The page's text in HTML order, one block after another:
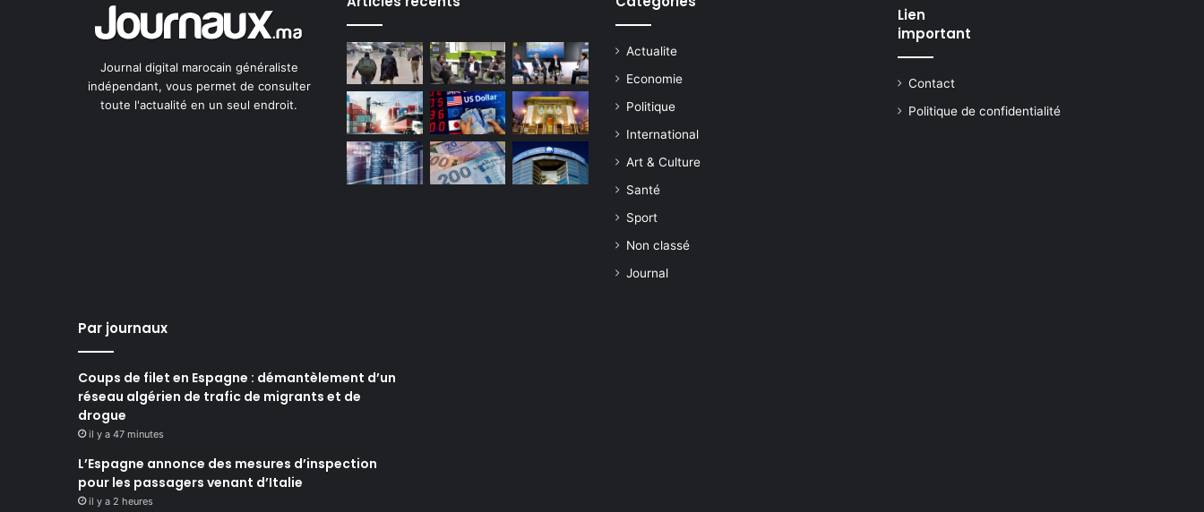
Journal digital marocain généraliste
indépendant, vous permet de consulter
toute l'actualité en un seul endroit.
Actualite
Economie
Politique
International
Art & Culture
Santé
Sport
Non classé
Journal
Lien
important
Contact
Politique de confidentialité
Par journaux
Coups de filet en Espagne : démantèlement d’un
réseau algérien de trafic de migrants et de
drogue
il y a 47 minutes
L’Espagne annonce des mesures d’inspection
pour les passagers venant d’Italie
il y a 2 heures